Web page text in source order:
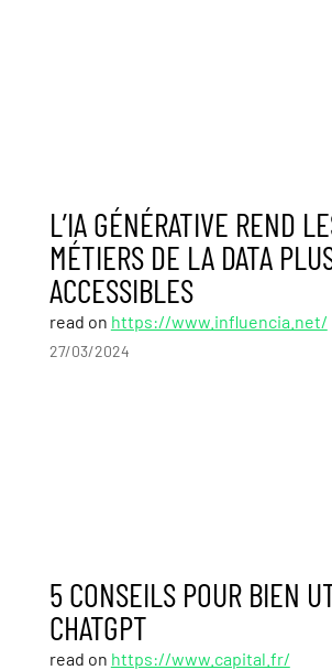
L’IA GÉNÉRATIVE REND
MÉTIERS DE LA DATA
ACCESSIBLES
read on https://www.influencia.net/
27/03/2024
5 CONSEILS POUR BIEN
CHATGPT
read on https://www.capital.fr/